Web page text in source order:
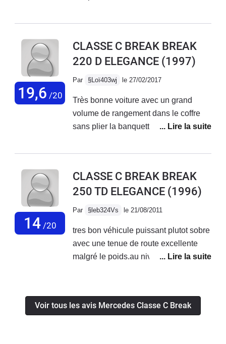
bien. " embrayage a laché. je travail en
donc il foudrait acheter une voiture
pour me depanner..conclusion au coté
propriétaire on fait l"affaire.aprés les
papiers reglés (assurance et carte
grise) je prend direct l"autoroute e là
trop content avec .je vais vendre la
19,6 /20
CLASSE C BREAK BREAK
220 D ELEGANCE (1997)
Par §Loï403wj le 27/02/2017
Très bonne voiture avec un grand
volume de rangement dans le coffre
sans plier la banquette. Consomme un
fini. Avec des options de l'époque
rétroviseur réglable électriquement ).
Les sièges avant avec les réglages en
pour conduire
14/20
CLASSE C BREAK BREAK
250 TD ELEGANCE (1996)
Par §leb324Vs le 21/08/2011
tres bon véhicule puissant plutot sobre
avec une tenue de route excellente
malgré le poids.au niveau fiabilité rien
volant tres modéré avec les sieges
plutot dure qui ne plairons pas a tous.
Voir tous les avis Mercedes Classe C Break